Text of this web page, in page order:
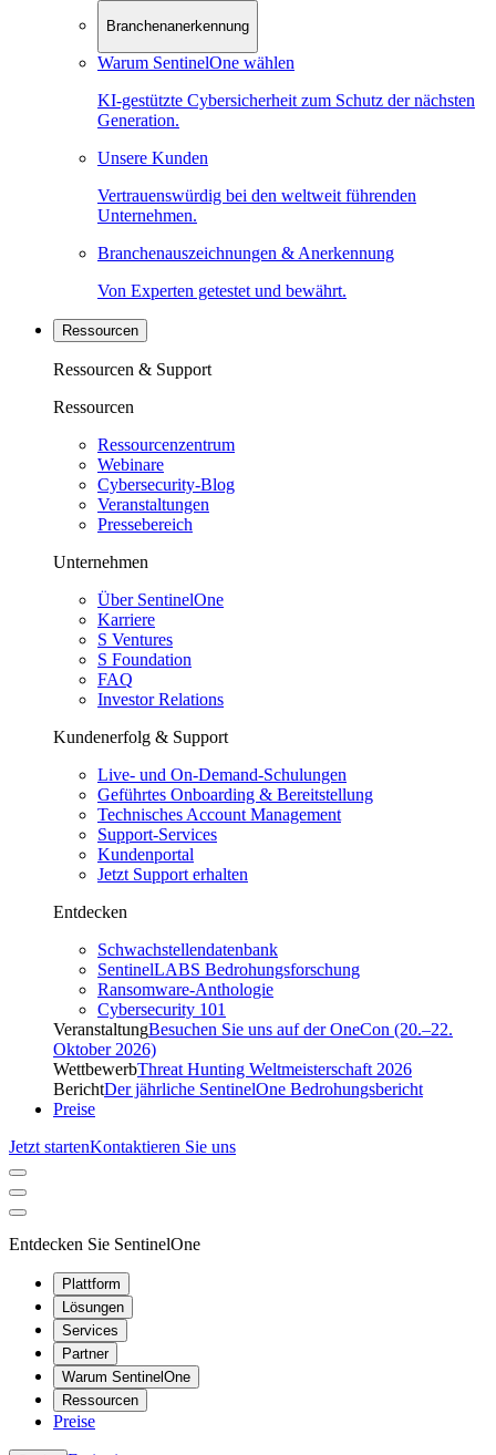
Branchenanerkennung
Warum SentinelOne wählen
KI-gestützte Cybersicherheit zum Schutz der nächsten
Generation.
Unsere Kunden
Vertrauenswürdig bei den weltweit führenden
Unternehmen.
Branchenauszeichnungen & Anerkennung
Von Experten getestet und bewährt.
Ressourcen
Ressourcen & Support
Ressourcen
Ressourcenzentrum
Webinare
Cybersecurity-Blog
Veranstaltungen
Pressebereich
Unternehmen
Über SentinelOne
Karriere
S Ventures
S Foundation
FAQ
Investor Relations
Kundenerfolg & Support
Live- und On-Demand-Schulungen
Geführtes Onboarding & Bereitstellung
Technisches Account Management
Support-Services
Kundenportal
Jetzt Support erhalten
Entdecken
Schwachstellendatenbank
SentinelLABS Bedrohungsforschung
Ransomware-Anthologie
Cybersecurity 101
VeranstaltungBesuchen Sie uns auf der OneCon (20.–22.
Oktober 2026)
WettbewerbThreat Hunting Weltmeisterschaft 2026
BerichtDer jährliche SentinelOne Bedrohungsbericht
Preise
Jetzt startenKontaktieren Sie uns
Entdecken Sie SentinelOne
Plattform
Lösungen
Services
Partner
Warum SentinelOne
Ressourcen
Preise